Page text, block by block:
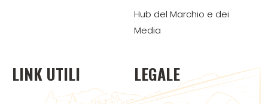
Hub del Marchio e dei
Media
LINK UTILI LEGALE